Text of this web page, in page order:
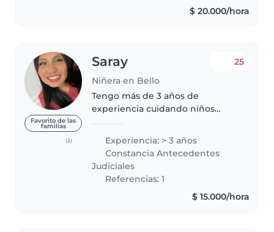
$ 20.000/hora
Favorito de las
familias
(2)
Saray
Niñera en Bello
25
Tengo más de 3 años de
experiencia cuidando niños
Soy una persona responsable,
cariñosa y paciente, y disfruto
acompañar a los niños en cada
etapa de..
Experiencia: > 3 años
Constancia Antecedentes
Judiciales
Referencias: 1
$ 15.000/hora